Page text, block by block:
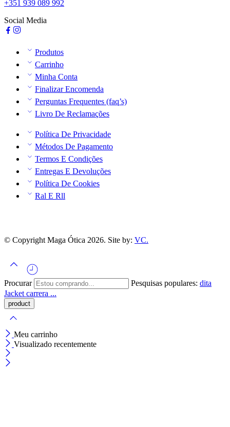
+351 939 089 992
Social Media
Produtos
Carrinho
Minha Conta
Finalizar Encomenda
Perguntas Frequentes (faq’s)
Livro De Reclamações
Política De Privacidade
Métodos De Pagamento
Termos E Condições
Entregas E Devoluções
Política De Cookies
Ral E Rll
© Copyright Maga Ótica 2026. Site by: VC.
Procurar Pesquisas populares: dita
Jacket carrera ...
Meu carrinho
Visualizado recentemente